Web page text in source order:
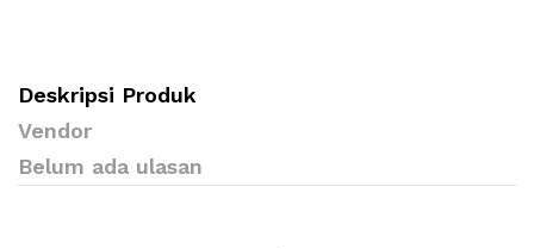
Deskripsi Produk
Vendor
Belum ada ulasan